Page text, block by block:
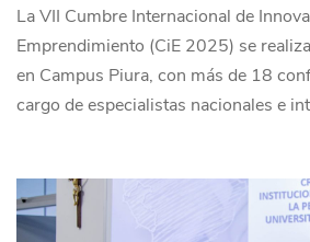
La VII Cumbre Internacional de
Emprendimiento (CiE 2025) se
en Campus Piura, con más de 18
cargo de especialistas nacionales e